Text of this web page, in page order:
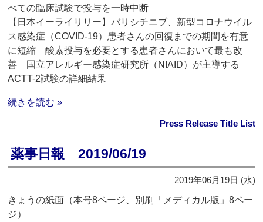
べての臨床試験で投与を一時中断
【日本イーライリリー】バリシチニブ、新型コロナウイル
ス感染症（COVID-19）患者さんの回復までの期間を有意
に短縮 酸素投与を必要とする患者さんにおいて最も改
善 国立アレルギー感染症研究所（NIAID）が主導する
ACTT-2試験の詳細結果
続きを読む »
Press Release Title List
薬事日報 2019/06/19
2019年06月19日 (水)
きょうの紙面（本号8ページ、別刷「メディカル版」8ペー
ジ）